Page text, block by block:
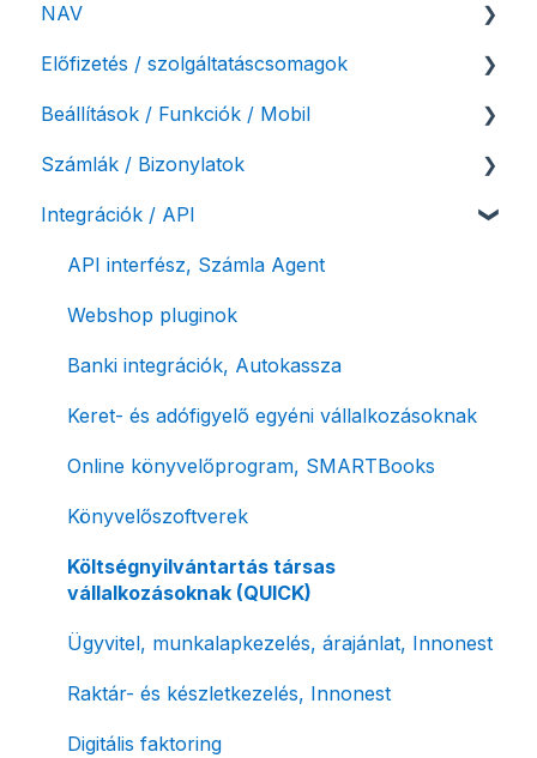
Felhasználó beállításai
Számlázási fiók kezdő beállításai, első lépések
NAV
NAV online adatszolgáltatás
Adóhatósági ellenőrzés adatszolgáltatás
NAV pénztárgép feladás (PTGSZLAH)
Számlaverzum
Előfizetés / szolgáltatáscsomagok
Szolgáltatáscsomag kiválasztása
Szolgáltatáscsomag módosítása
Fiók / felhasználó törlése
Díjfizetés / díjtartozás / korlátozás
Fizetési módok
Beállítások / Funkciók / Mobil
Számlakészítés
Mobilapplikáció / MostSzámlázz
Bejövő számlák és vevői fiók
Tömeges számlagenerálás
Tömeges-, és csoportos műveletek
Megbízott számlakibocsátás / Önszámlázás
Online fizetési megoldások
Archiválás
Postai szolgáltatás
Számlák / Bizonylatok
Sztornó-, és helyesbítő számla
Díjbekérő, szállítólevél
Előlegszámla, végszámla
E-számla
Nyugta / e-nyugta
Devizás és idegen nyelvű számlázás
Számla piszkozat
Ismétlődő számlázás
Integrációk / API
API interfész, Számla Agent
Webshop pluginok
Banki integrációk, Autokassza
Keret- és adófigyelő egyéni vállalkozásoknak
Online könyvelőprogram, SMARTBooks
Könyvelőszoftverek
Költségnyilvántartás társas
vállalkozásoknak (QUICK)
Ügyvitel, munkalapkezelés, árajánlat, Innonest
Raktár- és készletkezelés, Innonest
Digitális faktoring